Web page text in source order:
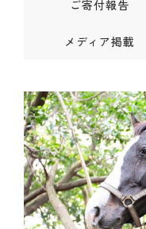
ご寄付報告
メディア掲載